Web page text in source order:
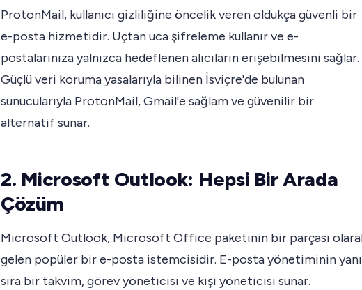
ProtonMail, kullanıcı gizliliğine öncelik veren oldukça güvenli bir
e-posta hizmetidir. Uçtan uca şifreleme kullanır ve e-
postalarınıza yalnızca hedeflenen alıcıların erişebilmesini sağlar.
Güçlü veri koruma yasalarıyla bilinen İsviçre'de bulunan
sunucularıyla ProtonMail, Gmail'e sağlam ve güvenilir bir
alternatif sunar.
2. Microsoft Outlook: Hepsi Bir Arada
Çözüm
Microsoft Outlook, Microsoft Office paketinin bir parçası
gelen popüler bir e-posta istemcisidir. E-posta yönetiminin yanı
sıra bir takvim, görev yöneticisi ve kişi yöneticisi sunar.